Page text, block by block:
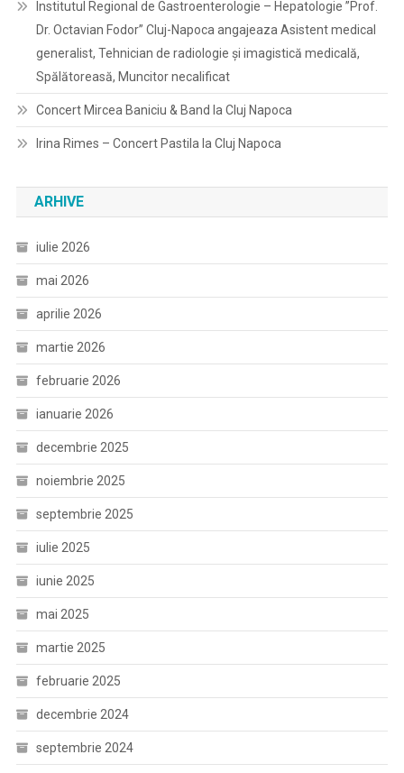
Institutul Regional de Gastroenterologie – Hepatologie ”Prof.
Dr. Octavian Fodor” Cluj-Napoca angajeaza Asistent medical
generalist, Tehnician de radiologie și imagistică medicală,
Spălătoreasă, Muncitor necalificat
Concert Mircea Baniciu & Band la Cluj Napoca
Irina Rimes – Concert Pastila la Cluj Napoca
ARHIVE
iulie 2026
mai 2026
aprilie 2026
martie 2026
februarie 2026
ianuarie 2026
decembrie 2025
noiembrie 2025
septembrie 2025
iulie 2025
iunie 2025
mai 2025
martie 2025
februarie 2025
decembrie 2024
septembrie 2024